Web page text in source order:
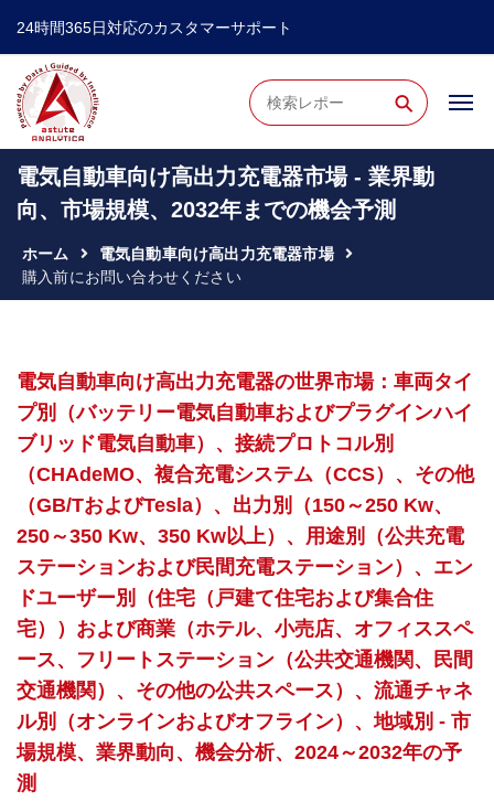
24時間365日対応のカスタマーサポート
⚲
電気自動車向け高出力充電器市場 - 業界動
向、市場規模、2032年までの機会予測
ホーム
電気自動車向け高出力充電器市場
購入前にお問い合わせください
電気自動車向け高出力充電器の世界市場：車両タイ
プ別（バッテリー電気自動車およびプラグインハイ
ブリッド電気自動車）、接続プロトコル別
（CHAdeMO、複合充電システム（CCS）、その他
（GB/TおよびTesla）、出力別（150～250 Kw、
250～350 Kw、350 Kw以上）、用途別（公共充電
ステーションおよび民間充電ステーション）、エン
ドユーザー別（住宅（戸建て住宅および集合住
宅））および商業（ホテル、小売店、オフィススペ
ース、フリートステーション（公共交通機関、民間
交通機関）、その他の公共スペース）、流通チャネ
ル別（オンラインおよびオフライン）、地域別 - 市
場規模、業界動向、機会分析、2024～2032年の予
測